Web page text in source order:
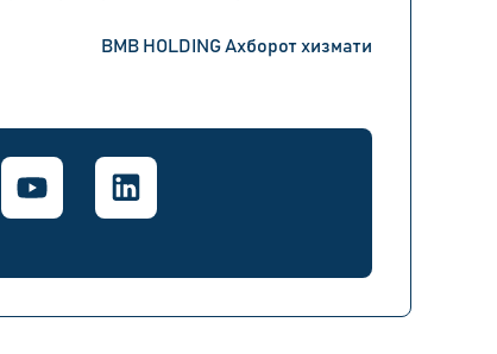
BMB HOLDING Ахборот хизмати